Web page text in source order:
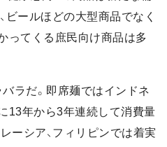
ビールほどの大型商品でなく
ってくる庶民向け商品は多
ラだ。即席麺ではインドネ
13年から3年連続して消費量
ーシア、フィリピンでは着実